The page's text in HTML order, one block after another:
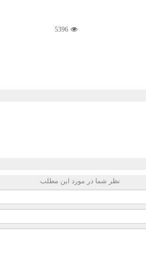
5396
نظر شما در مورد این مطلب